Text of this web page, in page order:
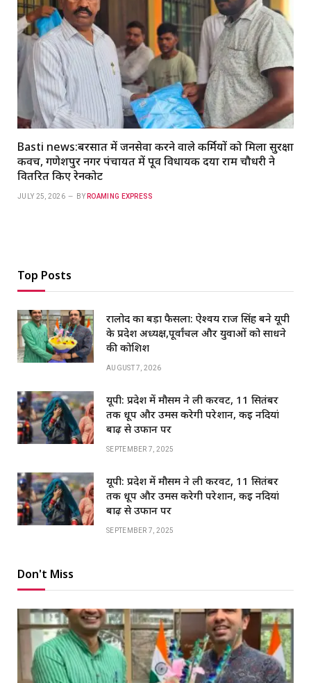
Basti news:बरसात में जनसेवा करने वाले कर्मियों को मिला सुरक्षा
कवच, गणेशपुर नगर पंचायत में पूर्व विधायक दया राम चौधरी ने
वितरित किए रेनकोट
JULY 25, 2026 BY ROAMING EXPRESS
Top Posts
रालोद का बड़ा फैसला: ऐश्वर्य राज सिंह बने यूपी
के प्रदेश अध्यक्ष,पूर्वांचल और युवाओं को साधने
की कोशिश
AUGUST 7, 2026
यूपी: प्रदेश में मौसम ने ली करवट, 11 सितंबर
तक धूप और उमस करेगी परेशान, कई नदियां
बाढ़ से उफान पर
SEPTEMBER 7, 2025
यूपी: प्रदेश में मौसम ने ली करवट, 11 सितंबर
तक धूप और उमस करेगी परेशान, कई नदियां
बाढ़ से उफान पर
SEPTEMBER 7, 2025
Don't Miss